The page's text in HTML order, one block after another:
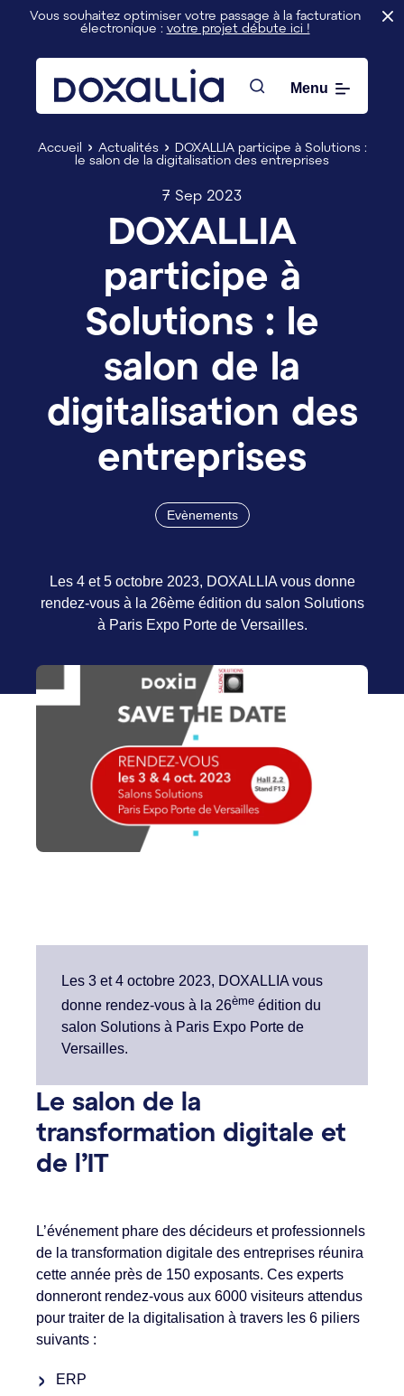
Vous souhaitez optimiser votre passage à la facturation
électronique : votre projet débute ici !
Menu
Accueil
Actualités
DOXALLIA participe à Solutions :
le salon de la digitalisation des entreprises
7 Sep 2023
DOXALLIA
participe à
Solutions : le
salon de la
digitalisation des
entreprises
Evènements
Les 4 et 5 octobre 2023, DOXALLIA vous donne
rendez-vous à la 26ème édition du salon Solutions
à Paris Expo Porte de Versailles.
Les 3 et 4 octobre 2023, DOXALLIA vous
donne rendez-vous à la 26ème édition du
salon Solutions à Paris Expo Porte de
Versailles.
Le salon de la
transformation digitale et
de l’IT
L’événement phare des décideurs et professionnels
de la transformation digitale des entreprises réunira
cette année près de 150 exposants. Ces experts
donneront rendez-vous aux 6000 visiteurs attendus
pour traiter de la digitalisation à travers les 6 piliers
suivants :
ERP